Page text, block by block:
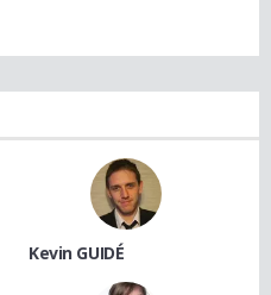
Kevin GUIDÉ